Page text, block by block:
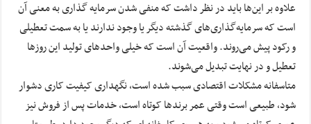
علاوه بر این‌ها باید در نظر داشت که منفی شدن سرمایه گذاری به معنی آن
است که سرمایه‌گذاری‌های گذشته دیگر یا وجود ندارند یا به سمت تعطیلی
و رکود پیش می‌روند. واقعیت آن است که خیلی واحد‌های تولید این روز‌ها
تعطیل و در نهایت تبدیل می‌شوند.
متاسفانه مشکلات اقتصادی سبب شده است، نگهداری کیفیت کاری دشوار
شود، طبیعی است وقتی عمر برندها کوتاه است، خدمات پس از فروش نیز